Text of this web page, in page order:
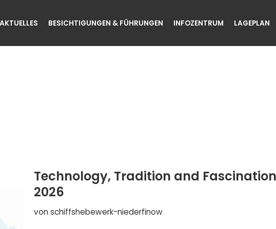
AKTUELLES BESICHTIGUNGEN & FÜHRUNGEN INFOZENTRUM LAGEPLAN
Technology, Tradition and
2026
von schiffshebewerk-niederfinow